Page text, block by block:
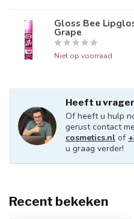
Gloss Bee
Grape
Niet op voorraad
Heeft u
Of heeft u hulp
gerust contact
cosmetics.nl of
u graag verder!
Recent bekeken